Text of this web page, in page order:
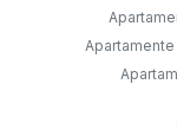
Apartamente